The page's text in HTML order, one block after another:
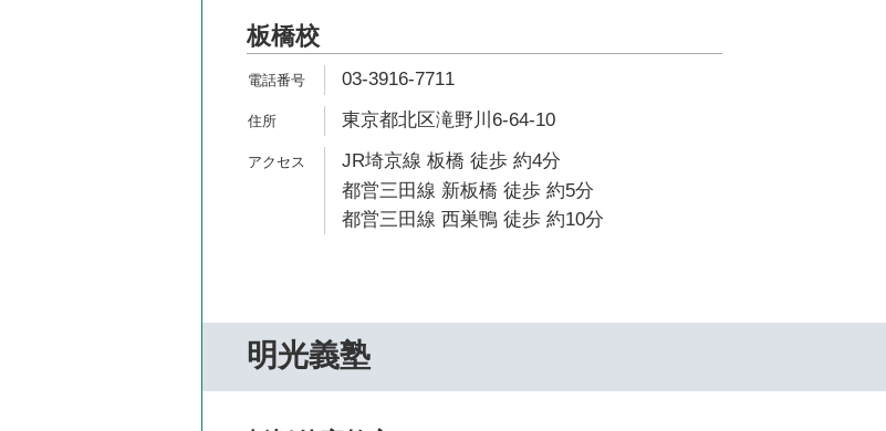
板橋校
03-3916-7711
東京都北区滝野川6-64-10
JR埼京線 板橋 徒歩 約4分
都営三田線 新板橋 徒歩 約5分
都営三田線 西巣鴨 徒歩 約10分
明光義塾